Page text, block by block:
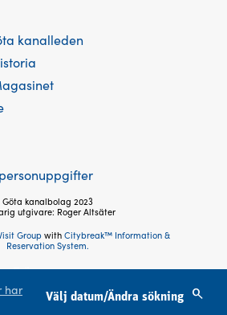
har
Välj datum/Ändra sökning
kanalleden
Göta kanalbolag 2023
utgivare: Roger Altsäter
Groupwith Citybreak™ Information &
Reservation System.
Följ oss